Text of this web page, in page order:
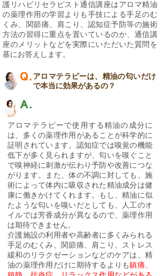
護リハビリセラピスト通信講座はアロマ精油
の薬理作用の学習よりも手技による手足のむ
くみ、関節痛、肩こり、認知症予防等の施術
方法の習得に重点を置いているのか、通信講
座のメリットなどを実際にいただいた質問を
基にお答えします。
アロマテラピーは、精油の匂いだけ
で本当に効果があるの？
アロマテラピーで使用する精油の成分に
は、多くの薬理作用があることが科学的に
証明されています。認知症では嗅覚の機能
低下が多く見られますが、匂いを嗅ぐこと
で嗅神経に刺激が伝わり予防や改善につな
がります。また、体の不調に対しても、施
術によって体内に吸収された精油成分は健
康に働きかけてくれます。もし、精油に似
たような匂いを嗅いだとしても、人工のオ
イルでは芳香成分が異なるので、薬理作用
は期待できません。
介護施設の利用者や高齢者に多くみられる
手足のむくみ、関節痛、肩こり、ストレス
緩和のリラクゼーションなどのケアは、精
油の薬理作用だけに期待するよりも鎮痛、